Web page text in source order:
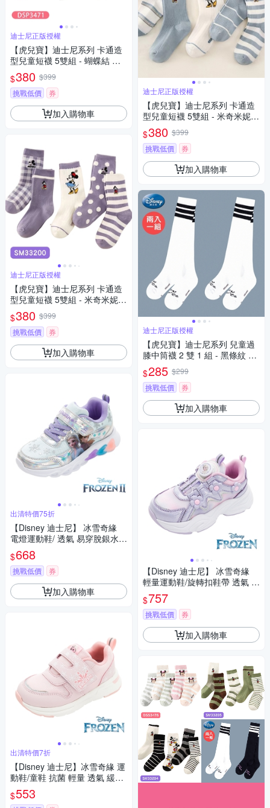
迪士尼正版授權
【虎兒寶】迪士尼系列 卡通造
型兒童短襪 5雙組 - 蝴蝶結 童
襪 ( DSP3471 )
$380 $399
挑戰低價
券
加入購物車
迪士尼正版授權
【虎兒寶】迪士尼系列 卡通造
型兒童短襪 5雙組 - 米奇米妮
紫 童襪 ( SM33200 )
$380 $399
挑戰低價
券
加入購物車
出清特價75折
【Disney 迪士尼】 冰雪奇緣
電燈運動鞋/ 透氣 易穿脫銀水
藍/FNKX41109
$668
挑戰低價 券
加入購物車
出清特價7折
【Disney 迪士尼】冰雪奇緣 運
動鞋/童鞋 抗菌 輕量 透氣 緩震
正版台灣製(淺粉紅/FOKR4170
3)
$553
迪士尼正版授權
【虎兒寶】迪士尼系列 卡通造
型兒童短襪 5雙組 - 米奇米妮
藍 童襪 ( SM33202 )
$380 $399
挑戰低價
券
加入購物車
迪士尼正版授權
【虎兒寶】迪士尼系列 兒童過
膝中筒襪 2 雙 1 組 - 黑條紋 童
襪 ( DSP3470)
$285 $299
挑戰低價
券
加入購物車
【Disney 迪士尼】 冰雪奇緣
輕量運動鞋/旋轉扣鞋帶 透氣 易
穿脫 紫/FOKR41717
$757
挑戰低價 券
加入購物車